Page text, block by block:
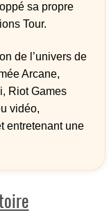
sa propre
Tour.
de l’univers de
Arcane,
Riot Games
vidéo,
entretenant une